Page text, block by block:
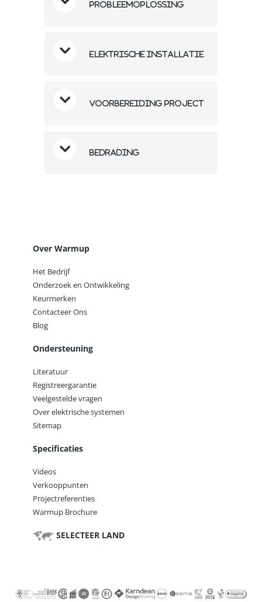
Probleemoplossing
Elektrische installatie
Voorbereiding project
Bedrading
Over Warmup
Het Bedrijf
Onderzoek en Ontwikkeling
Keurmerken
Contacteer Ons
Blog
Ondersteuning
Literatuur
Registreergarantie
Veelgestelde vragen
Over elektrische systemen
Sitemap
Specificaties
Videos
Verkooppunten
Projectreferenties
Warmup Brochure
SELECTEER LAND